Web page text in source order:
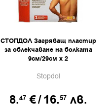
СТОПДОЛ Загряващ пластир
за облекчаване на болката
9см/29см х 2
Stopdol
8.47 €/16.57 лв.